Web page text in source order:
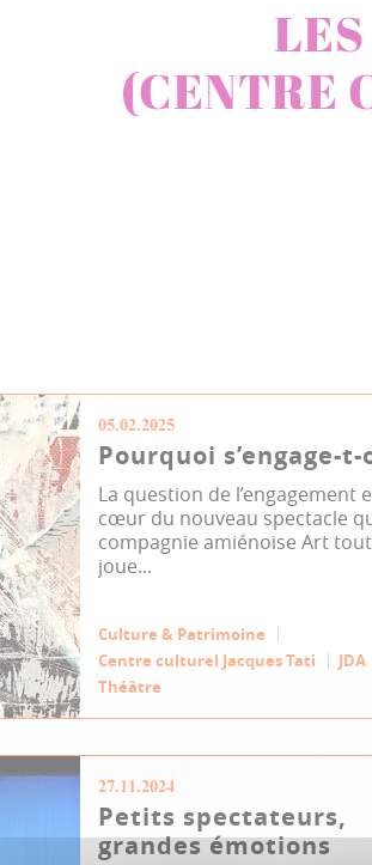
(CENTRE
05.02.2025
Pourquoi s’engage-t-
La question de l’engagement
cœur du nouveau spectacle
compagnie amiénoise Art
joue...
Culture & Patrimoine
Centre culturel Jacques Tati
JDA
Théâtre
27.11.2024
Petits spectateurs,
grandes émotions